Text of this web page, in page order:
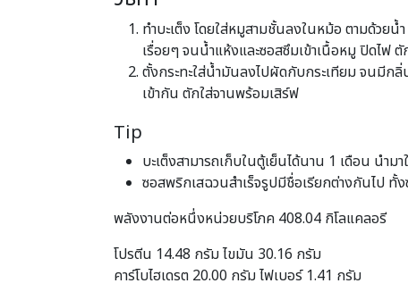
ทำบะเต็ง โดยใส่หมูสามชั้นลงในหม้อ ตามด้วย
เรื่อยๆ จนน้ำแห้งและซอสซึมเข้าเนื้อหมู ปิดไฟ ตั
ตั้งกระทะใส่น้ำมันลงไปผัดกับกระเทียม จนมี
เข้ากัน ตักใส่จานพร้อมเสิร์ฟ
Tip
บะเต็งสามารถเก็บในตู้เย็นได้นาน 1 เดือน นำม
ซอสพริกเสฉวนสำเร็จรูปมีชื่อเรียกต่างกันไป ทั้
พลังงานต่อหนึ่งหน่วยบริโภค 408.04 กิโลแคลอรี
โปรตีน 14.48 กรัม ไขมัน 30.16 กรัม
คาร์โบไฮเดรต 20.00 กรัม ไฟเบอร์ 1.41 กรัม